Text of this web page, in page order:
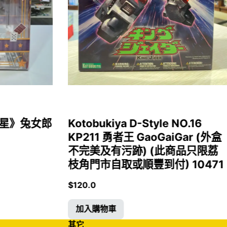
》兔女郎
Kotobukiya D-Style NO.16
KP211 勇者王 GaoGaiGar (外盒
不完美及有污跡) (此商品只限荔
枝角門市自取或順豐到付) 10471
$120.0
加入購物車
其它